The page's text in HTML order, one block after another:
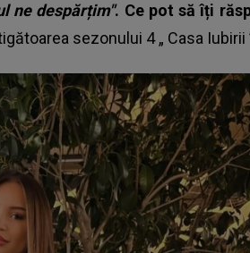
ne despărțim". Ce pot să îți
sezonului 4 „ Casa Iubirii